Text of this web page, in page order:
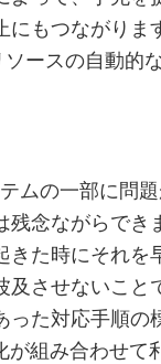
にもつながりま
ースの自動的
ムの一部に問
残念ながらでき
きた時にそれを
及させないこと
った対応手順の
が組み合わせて